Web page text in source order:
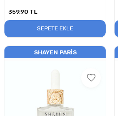
359,90 TL
SEPETE EKLE
SHAYEN PARIS